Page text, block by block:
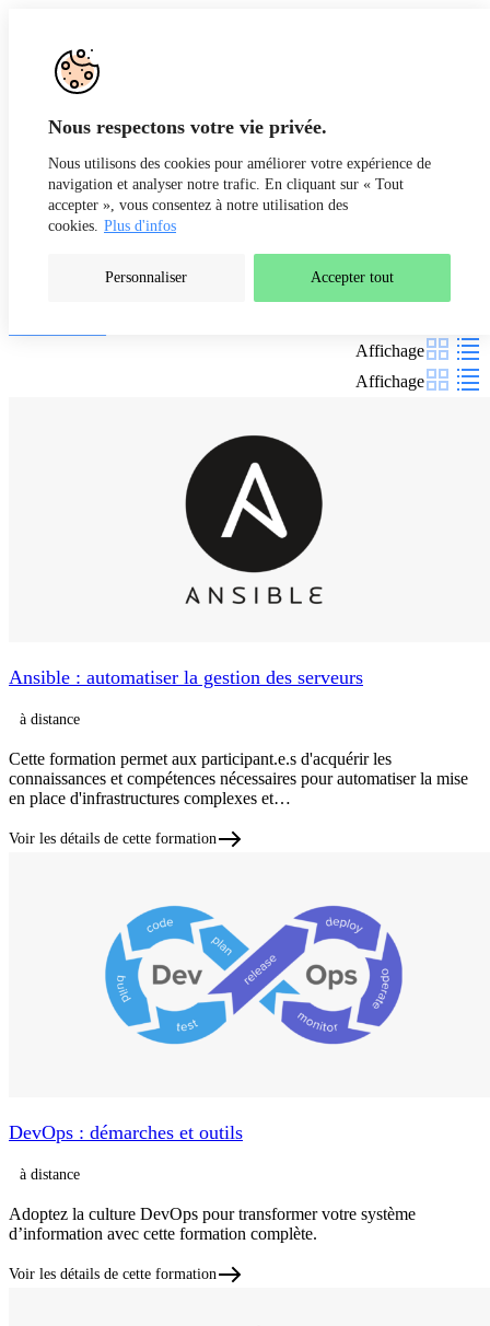
Nous respectons votre vie privée.
Nous utilisons des cookies pour améliorer votre expérience de
navigation et analyser notre trafic. En cliquant sur « Tout
accepter », vous consentez à notre utilisation des
cookies. Plus d'infos
Personnaliser Accepter tout
Affichage
Affichage
Ansible : automatiser la gestion des serveurs
à distance
Cette formation permet aux participant.e.s d'acquérir les
connaissances et compétences nécessaires pour automatiser la mise
en place d'infrastructures complexes et…
Voir les détails de cette formation
DevOps : démarches et outils
à distance
Adoptez la culture DevOps pour transformer votre système
d’information avec cette formation complète.
Voir les détails de cette formation